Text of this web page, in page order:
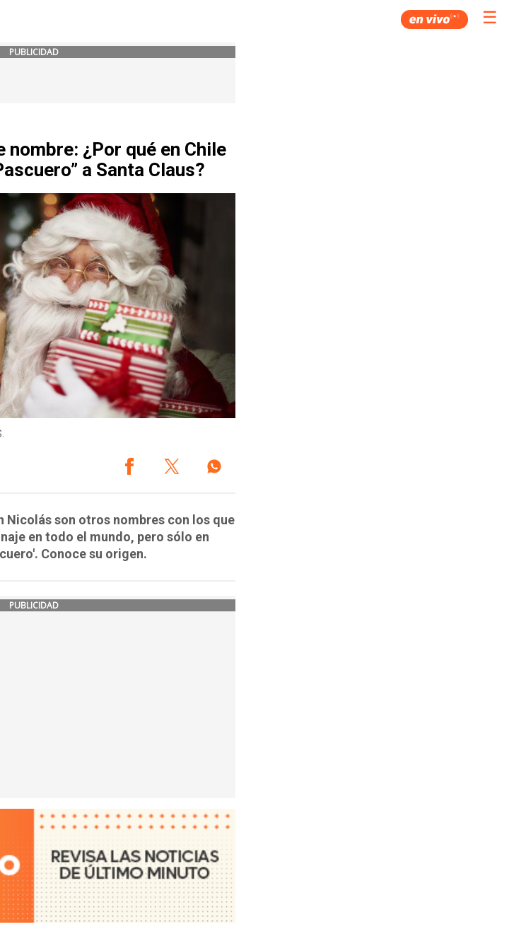
☰
PUBLICIDAD
nombre: ¿Por qué en Chile
a Santa Claus?
Nicolás son otros nombres con los que
en todo el mundo, pero sólo en
Conoce su origen.
PUBLICIDAD